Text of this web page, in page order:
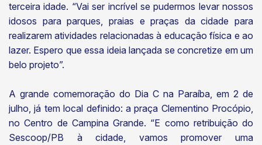
terceira idade. “Vai ser incrível se pudermos levar nossos
idosos para parques, praias e praças da cidade para
realizarem atividades relacionadas à educação física e ao
lazer. Espero que essa ideia lançada se concretize em um
belo projeto”.
A grande comemoração do Dia C na Paraíba, em 2 de
julho, já tem local definido: a praça Clementino Procópio,
no Centro de Campina Grande. “E como retribuição do
Sescoop/PB à cidade, vamos promover uma